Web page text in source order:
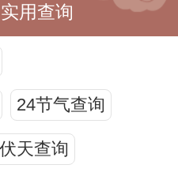
用查询
24节气查询
天查询